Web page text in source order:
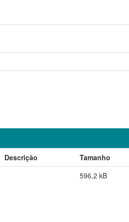
Descrição Tamanho
596,2 kB